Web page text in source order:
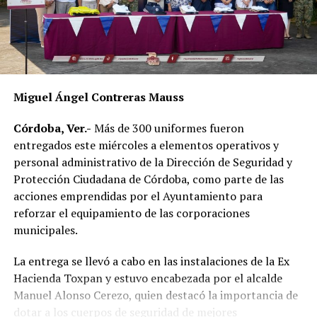
Dulce María Alducin Vallejo, habitante de la comunidad,
explicó que la petición fue presentada ante las
autoridades municipales y que, tras las gestiones
realizadas en conjunto con Hidrosistema, fue posible
concretar la obra que hoy permite mejorar el
Además de incrementar la capacidad de conducción, la
nueva infraestructura incorpora válvulas y materiales de
mayor resistencia, lo que permitirá mantener una mejor
operación del sistema y disminuir las afectaciones
derivadas de fallas en la red.
Con esta ampliación, las autoridades municipales buscan
fortalecer la infraestructura hidráulica en las
comunidades rurales y mejorar el acceso al agua potable
para cientos de familias que durante años enfrentaron
un servicio irregular.
Miguel Ángel Contreras Mauss
Córdoba, Ver.- Más de 300 uniformes fueron
entregados este miércoles a elementos operativos y
personal administrativo de la Dirección de Seguridad y
Protección Ciudadana de Córdoba, como parte de las
acciones emprendidas por el Ayuntamiento para
reforzar el equipamiento de las corporaciones
municipales.
La entrega se llevó a cabo en las instalaciones de la Ex
Hacienda Toxpan y estuvo encabezada por el alcalde
Manuel Alonso Cerezo, quien destacó la importancia de
dotar a los cuerpos de seguridad de mejores